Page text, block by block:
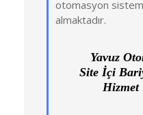
otomasyon
almaktadır.
Yavuz
Site İçi
Hizmet